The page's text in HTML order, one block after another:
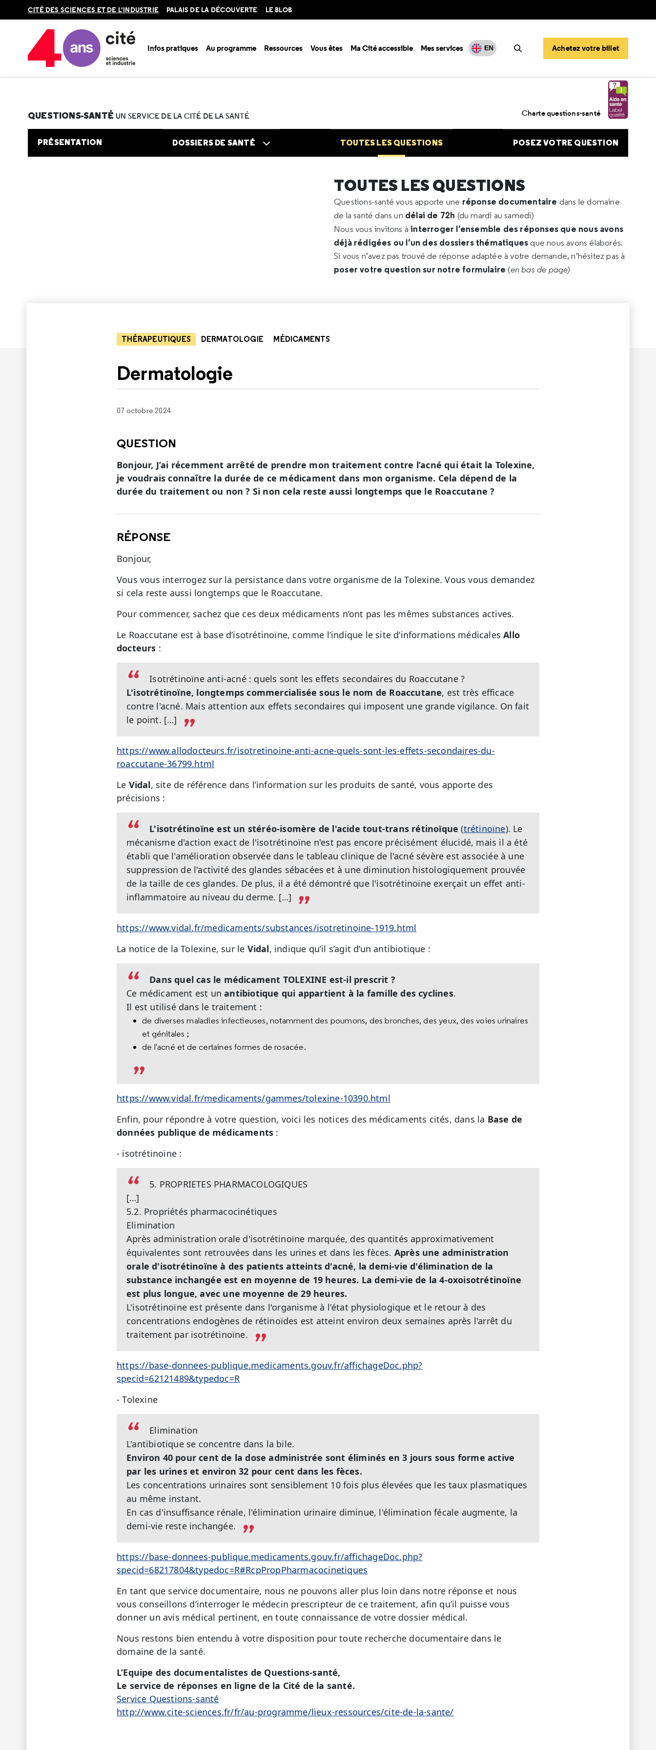
en
CITÉ DES SCIENCES ET DE L'INDUSTRIE PALAIS DE LA DÉCOUVERTE LE BLOB
Infos pratiques Au programme Ressources Vous êtes Ma Cité accessible Mes services EN
Rechercher
Achetez votre billet
Accueil Au programme
QUESTIONS-SANTÉ UN SERVICE DE LA CITÉ DE LA SANTÉ Charte questions-santé
PRÉSENTATION DOSSIERS DE SANTÉ TOUTES LES QUESTIONS POSEZ VOTRE QUESTION
TOUTES LES QUESTIONS
Questions-santé vous apporte une réponse documentaire dans le domaine
de la santé dans un délai de 72h (du mardi au samedi)
Nous vous invitons àinterroger l’ensemble des réponses que nous avons
déjà rédigées ou l’un des dossiers thématiques que nous avons élaborés.
Si vous n’avez pas trouvé de réponse adaptée à votre demande, n’hésitez pas à
poser votre question sur notre formulaire (en bas de page)
THÉRAPEUTIQUES DERMATOLOGIE MÉDICAMENTS
Dermatologie
07 octobre 2024
QUESTION
Bonjour, J’ai récemment arrêté de prendre mon traitement contre l’acné qui était la Tolexine,
je voudrais connaître la durée de ce médicament dans mon organisme. Cela dépend de la
durée du traitement ou non ? Si non cela reste aussi longtemps que le Roaccutane ?
RÉPONSE
Bonjour,
Vous vous interrogez sur la persistance dans votre organisme de la Tolexine. Vous vous demandez
si cela reste aussi longtemps que le Roaccutane.
Pour commencer, sachez que ces deux médicaments n’ont pas les mêmes substances actives.
Le Roaccutane est à base d’isotrétinoïne, comme l’indique le site d’informations médicalesAllo
docteurs :
Isotrétinoïne anti-acné : quels sont les effets secondaires du Roaccutane ?
L'isotrétinoïne, longtemps commercialisée sous le nom de Roaccutane, est très efficace
contre l'acné. Mais attention aux effets secondaires qui imposent une grande vigilance. On fait
le point. […]
https://www.allodocteurs.fr/isotretinoine-anti-acne-quels-sont-les-effets-secondaires-du-
roaccutane-36799.html
Le Vidal, site de référence dans l’information sur les produits de santé, vous apporte des
précisions :
L'isotrétinoïne est un stéréo-isomère de l'acide tout-trans rétinoïque (trétinoïne). Le
mécanisme d'action exact de l'isotrétinoïne n'est pas encore précisément élucidé, mais il a été
établi que l'amélioration observée dans le tableau clinique de l'acné sévère est associée à une
suppression de l'activité des glandes sébacées et à une diminution histologiquement prouvée
de la taille de ces glandes. De plus, il a été démontré que l'isotrétinoïne exerçait un effet anti-
inflammatoire au niveau du derme. […]
https://www.vidal.fr/medicaments/substances/isotretinoine-1919.html
La notice de la Tolexine, sur le Vidal, indique qu’il s’agit d’un antibiotique :
Dans quel cas le médicament TOLEXINE est-il prescrit ?
Ce médicament est unantibiotique qui appartient à la famille des cyclines.
Il est utilisé dans le traitement :
de diverses maladies infectieuses, notamment des poumons, des bronches, des yeux, des voies urinaires
et génitales ;
de l'acné et de certaines formes de rosacée.
https://www.vidal.fr/medicaments/gammes/tolexine-10390.html
Enfin, pour répondre à votre question, voici les notices des médicaments cités, dans la Base de
données publique de médicaments :
- isotrétinoïne :
5. PROPRIETES PHARMACOLOGIQUES
[…]
5.2. Propriétés pharmacocinétiques
Elimination
Après administration orale d'isotrétinoïne marquée, des quantités approximativement
équivalentes sont retrouvées dans les urines et dans les fèces. Après une administration
orale d'isotrétinoïne à des patients atteints d'acné, la demi-vie d'élimination de la
substance inchangée est en moyenne de 19 heures. La demi-vie de la 4-oxoisotrétinoïne
est plus longue, avec une moyenne de 29 heures.
L'isotrétinoïne est présente dans l'organisme à l'état physiologique et le retour à des
concentrations endogènes de rétinoïdes est atteint environ deux semaines après l'arrêt du
traitement par isotrétinoïne.
https://base-donnees-publique.medicaments.gouv.fr/affichageDoc.php?
specid=62121489&typedoc=R
- Tolexine
Elimination
L'antibiotique se concentre dans la bile.
Environ 40 pour cent de la dose administrée sont éliminés en 3 jours sous forme active
par les urines et environ 32 pour cent dans les fèces.
Les concentrations urinaires sont sensiblement 10 fois plus élevées que les taux plasmatiques
au même instant.
En cas d'insuffisance rénale, l'élimination urinaire diminue, l'élimination fécale augmente, la
demi-vie reste inchangée.
https://base-donnees-publique.medicaments.gouv.fr/affichageDoc.php?
specid=68217804&typedoc=R#RcpPropPharmacocinetiques
En tant que service documentaire, nous ne pouvons aller plus loin dans notre réponse et nous
vous conseillons d’interroger le médecin prescripteur de ce traitement, afin qu’il puisse vous
donner un avis médical pertinent, en toute connaissance de votre dossier médical.
Nous restons bien entendu à votre disposition pour toute recherche documentaire dans le
domaine de la santé.
L’Equipe des documentalistes de Questions-santé,
Le service de réponses en ligne de la Cité de la santé.
Service Questions-santé
http://www.cite-sciences.fr/fr/au-programme/lieux-ressources/cite-de-la-sante/